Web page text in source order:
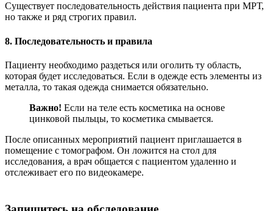
Существует последовательность действия пациента при МРТ,
но также и ряд строгих правил.
8. Последовательность и правила
Пациенту необходимо раздеться или оголить ту область,
которая будет исследоваться. Если в одежде есть элементы из
металла, то такая одежда снимается обязательно.
Важно! Если на теле есть косметика на основе
цинковой пыльцы, то косметика смывается.
После описанных мероприятий пациент приглашается в
помещение с томографом. Он ложится на стол для
исследования, а врач общается с пациентом удаленно и
отслеживает его по видеокамере.